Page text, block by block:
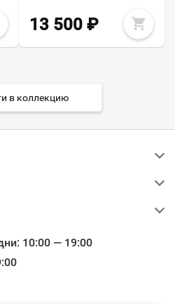
13 500₽
в коллекцию
10:00 — 19:00